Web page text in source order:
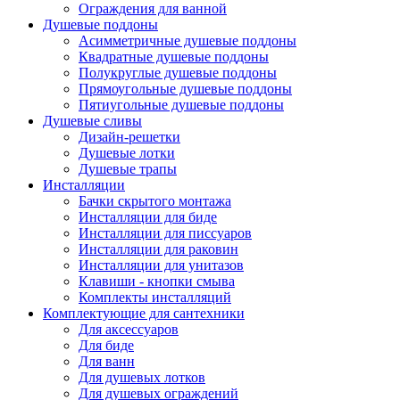
Ограждения для ванной
Душевые поддоны
Асимметричные душевые поддоны
Квадратные душевые поддоны
Полукруглые душевые поддоны
Прямоугольные душевые поддоны
Пятиугольные душевые поддоны
Душевые сливы
Дизайн-решетки
Душевые лотки
Душевые трапы
Инсталляции
Бачки скрытого монтажа
Инсталляции для биде
Инсталляции для писсуаров
Инсталляции для раковин
Инсталляции для унитазов
Клавиши - кнопки смыва
Комплекты инсталляций
Комплектующие для сантехники
Для аксессуаров
Для биде
Для ванн
Для душевых лотков
Для душевых ограждений